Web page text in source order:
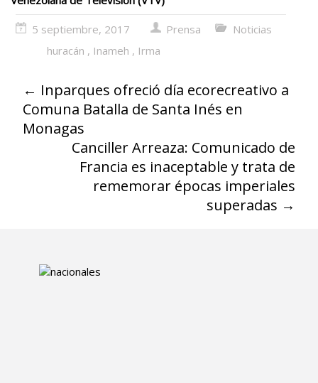
5 septiembre, 2017 Prensa
Noticias
huracán , Inameh , Irma
← Inparques ofreció día ecorecreativo a
Comuna Batalla de Santa Inés en
Monagas
Canciller Arreaza: Comunicado de
Francia es inaceptable y trata de
rememorar épocas imperiales
superadas →